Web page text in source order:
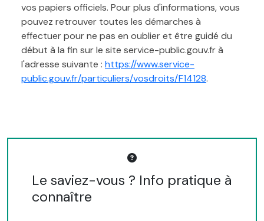
vos papiers officiels. Pour plus d'informations, vous
pouvez retrouver toutes les démarches à
effectuer pour ne pas en oublier et être guidé du
début à la fin sur le site service-public.gouv.fr à
l'adresse suivante : https://www.service-
public.gouv.fr/particuliers/vosdroits/F14128.
Le saviez-vous ? Info pratique à
connaître